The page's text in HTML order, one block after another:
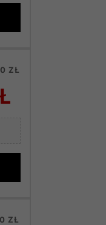
ZŁ
ZŁ